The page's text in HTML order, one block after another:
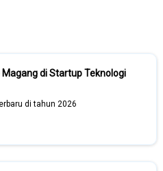
di Startup Teknologi
di tahun 2026